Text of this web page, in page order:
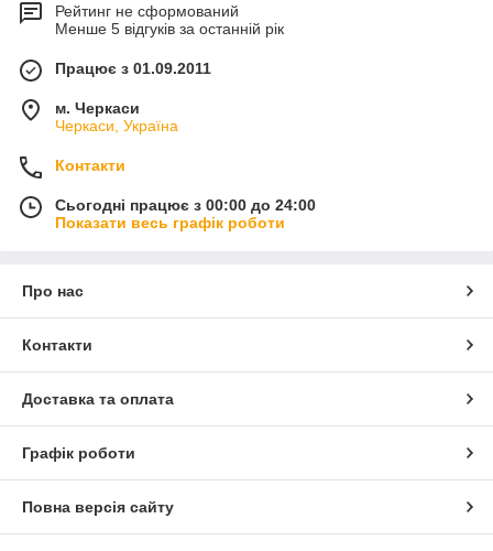
Рейтинг не сформований
Менше 5 відгуків за останній рік
Працює з 01.09.2011
м. Черкаси
Черкаси, Україна
Контакти
Сьогодні працює з 00:00 до 24:00
Показати весь графік роботи
Про нас
Контакти
Доставка та оплата
Графік роботи
Повна версія сайту